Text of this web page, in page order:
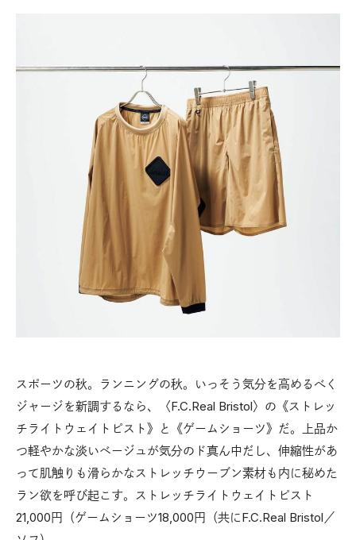
スポーツの秋。ランニングの秋。いっそう気分を高めるべく
ジャージを新調するなら、〈F.C.Real Bristol〉の《ストレッ
チライトウェイトピスト》と《ゲームショーツ》だ。上品か
つ軽やかな淡いベージュが気分のド真ん中だし、伸縮性があ
って肌触りも滑らかなストレッチウーブン素材も内に秘めた
ラン欲を呼び起こす。ストレッチライトウェイトピスト
21,000円（ゲームショーツ18,000円（共にF.C.Real Bristol／